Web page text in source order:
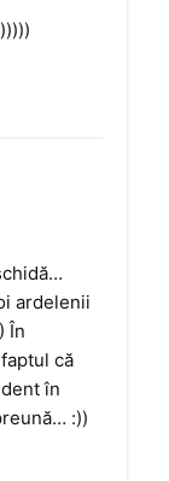
ardelenii
În
că
în
:))